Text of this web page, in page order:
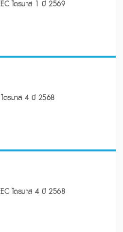
ไตรมาส 1 ปี 2569
ตรมาส 4 ปี 2568
ไตรมาส 4 ปี 2568